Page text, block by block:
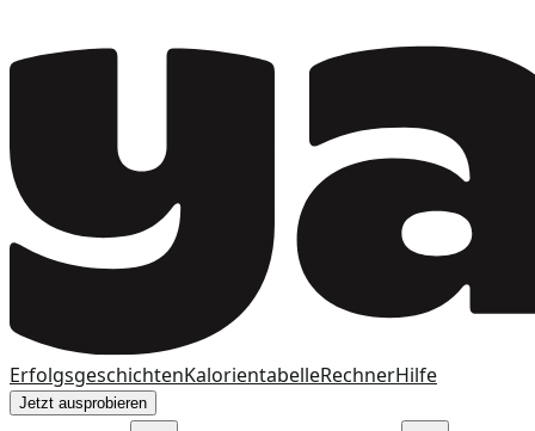
ErfolgsgeschichtenKalorientabelleRechnerHilfe
Jetzt ausprobieren